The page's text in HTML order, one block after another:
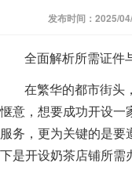
发布时间：2025/
全面解析所需证件
在繁华的都市街头
惬意，想要成功开设一
服务，更为关键的是要
下是开设奶茶店铺所需